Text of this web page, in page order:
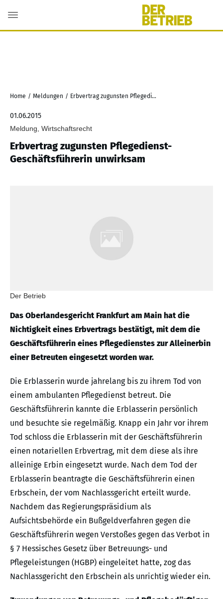
Home / Meldungen / Erbvertrag zugunsten Pflegedienst-Geschäftsführerin unwirksam
01.06.2015
Meldung, Wirtschaftsrecht
Erbvertrag zugunsten Pflegedienst-
Geschäftsführerin unwirksam
Der Betrieb
Das Oberlandesgericht Frankfurt am Main hat die
Nichtigkeit eines Erbvertrags bestätigt, mit dem die
Geschäftsführerin eines Pflegedienstes zur Alleinerbin
einer Betreuten eingesetzt worden war.
Die Erblasserin wurde jahrelang bis zu ihrem Tod von
einem ambulanten Pflegedienst betreut. Die
Geschäftsführerin kannte die Erblasserin persönlich
und besuchte sie regelmäßig. Knapp ein Jahr vor ihrem
Tod schloss die Erblasserin mit der Geschäftsführerin
einen notariellen Erbvertrag, mit dem diese als ihre
alleinige Erbin eingesetzt wurde. Nach dem Tod der
Erblasserin beantragte die Geschäftsführerin einen
Erbschein, der vom Nachlassgericht erteilt wurde.
Nachdem das Regierungspräsidium als
Aufsichtsbehörde ein Bußgeldverfahren gegen die
Geschäftsführerin wegen Verstoßes gegen das Verbot in
§ 7 Hessisches Gesetz über Betreuungs- und
Pflegeleistungen (HGBP) eingeleitet hatte, zog das
Nachlassgericht den Erbschein als unrichtig wieder ein.